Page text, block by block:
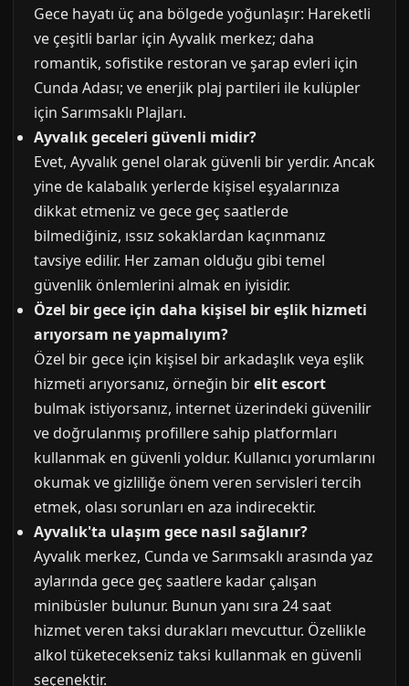
Gece hayatı üç ana bölgede yoğunlaşır: Hareketli
ve çeşitli barlar için Ayvalık merkez; daha
romantik, sofistike restoran ve şarap evleri için
Cunda Adası; ve enerjik plaj partileri ile kulüpler
için Sarımsaklı Plajları.
Ayvalık geceleri güvenli midir?
Evet, Ayvalık genel olarak güvenli bir yerdir. Ancak
yine de kalabalık yerlerde kişisel eşyalarınıza
dikkat etmeniz ve gece geç saatlerde
bilmediğiniz, ıssız sokaklardan kaçınmanız
tavsiye edilir. Her zaman olduğu gibi temel
güvenlik önlemlerini almak en iyisidir.
Özel bir gece için daha kişisel bir eşlik hizmeti
arıyorsam ne yapmalıyım?
Özel bir gece için kişisel bir arkadaşlık veya eşlik
hizmeti arıyorsanız, örneğin birelit escort
bulmak istiyorsanız, internet üzerindeki güvenilir
ve doğrulanmış profillere sahip platformları
kullanmak en güvenli yoldur. Kullanıcı yorumlarını
okumak ve gizliliğe önem veren servisleri tercih
etmek, olası sorunları en aza indirecektir.
Ayvalık'ta ulaşım gece nasıl sağlanır?
Ayvalık merkez, Cunda ve Sarımsaklı arasında yaz
aylarında gece geç saatlere kadar çalışan
minibüsler bulunur. Bunun yanı sıra 24 saat
hizmet veren taksi durakları mevcuttur. Özellikle
alkol tüketecekseniz taksi kullanmak en güvenli
seçenektir.